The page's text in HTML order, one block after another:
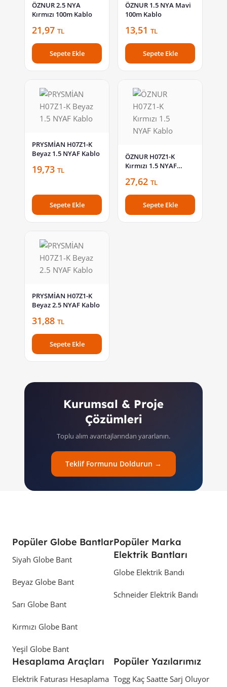
ÖZNUR 2.5 NYA
Kırmızı 100m Kablo
21,97 TL
Sepete Ekle
ÖZNUR 1.5 NYA Mavi
100m Kablo
13,51 TL
Sepete Ekle
PRYSMİAN H07Z1-K
Beyaz 1.5 NYAF Kablo
19,73 TL
Sepete Ekle
ÖZNUR H07Z1-K
Kırmızı 1.5 NYAF
27,62 TL
Sepete Ekle
PRYSMİAN H07Z1-K
Beyaz 2.5 NYAF Kablo
31,88 TL
Sepete Ekle
Kurumsal & Proje
Çözümleri
Toplu alım avantajlarından yararlanın.
Teklif Formunu Doldurun →
Popüler Globe Bantlar
Siyah Globe Bant
Beyaz Globe Bant
Sarı Globe Bant
Kırmızı Globe Bant
Yeşil Globe Bant
Popüler Marka
Elektrik Bantları
Globe Elektrik Bandı
Schneider Elektrik Bandı
Hesaplama Araçları
Elektrik Faturası Hesaplama
Popüler Yazılarımız
Togg Kaç Saatte Sarj Oluyor